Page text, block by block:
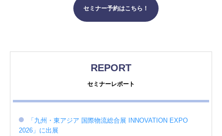
セミナー予約はこちら！
REPORT
セミナーレポート
「九州・東アジア 国際物流総合展 INNOVATION EXPO
2026」に出展